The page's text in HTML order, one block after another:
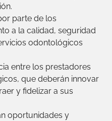
parte de los
a la calidad, seguridad
odontológicos
entre los prestadores
que deberán innovar
y fidelizar a sus
oportunidades y